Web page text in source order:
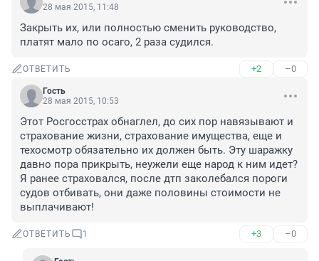
28 мая 2015, 11:48
Закрыть их, или полностью сменить руководство,
платят мало по осаго, 2 раза судился.
ОТВЕТИТЬ +2 –0
Гость
28 мая 2015, 10:53
Этот Росгосстрах обнаглел, до сих пор навязывают и
страхование жизни, страхование имущества, еще и
техосмотр обязательно их должен быть. Эту шаражку
давно пора прикрыть, неужели еще народ к ним идет?
Я ранее страховался, после дтп заколебался пороги
судов отбивать, они даже половины стоимости не
выплачивают!
ОТВЕТИТЬ 1 +3 –0